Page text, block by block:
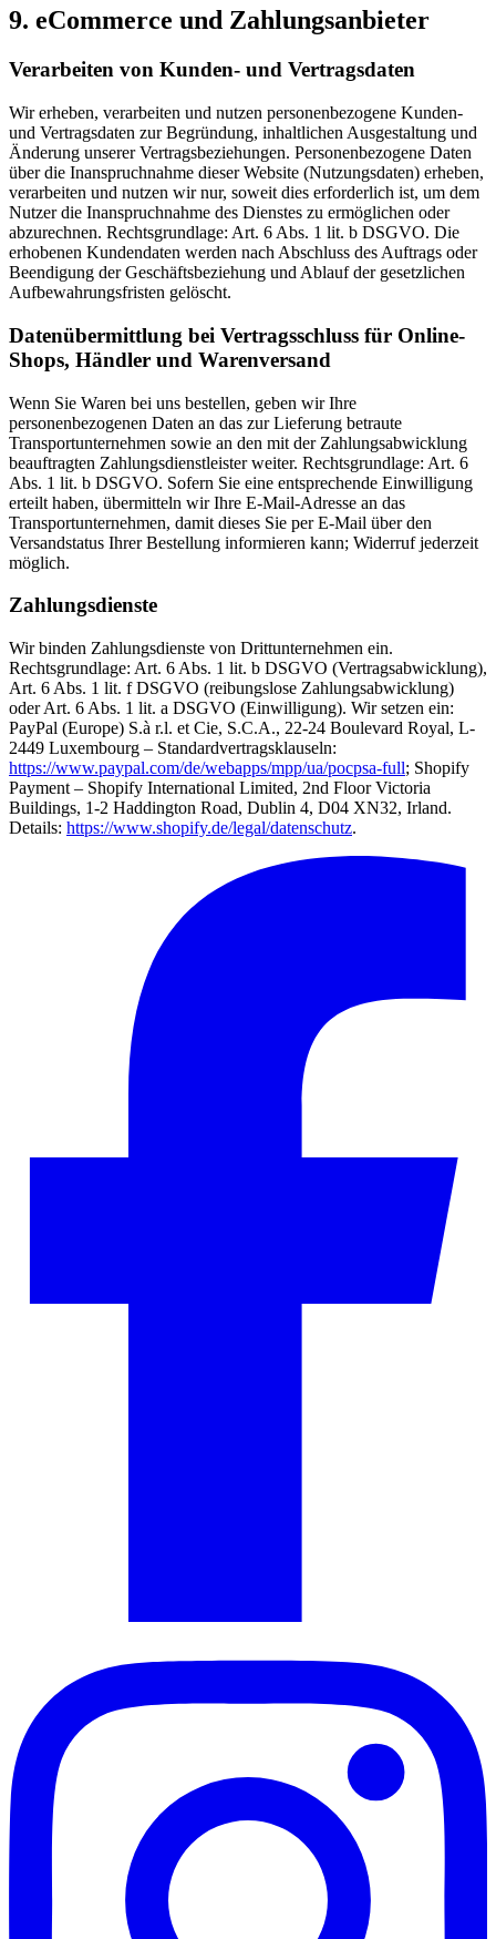
9. eCommerce und Zahlungsanbieter
Verarbeiten von Kunden- und Vertragsdaten
Wir erheben, verarbeiten und nutzen personenbezogene Kunden-
und Vertragsdaten zur Begründung, inhaltlichen Ausgestaltung und
Änderung unserer Vertragsbeziehungen. Personenbezogene Daten
über die Inanspruchnahme dieser Website (Nutzungsdaten) erheben,
verarbeiten und nutzen wir nur, soweit dies erforderlich ist, um dem
Nutzer die Inanspruchnahme des Dienstes zu ermöglichen oder
abzurechnen. Rechtsgrundlage: Art. 6 Abs. 1 lit. b DSGVO. Die
erhobenen Kundendaten werden nach Abschluss des Auftrags oder
Beendigung der Geschäftsbeziehung und Ablauf der gesetzlichen
Aufbewahrungsfristen gelöscht.
Datenübermittlung bei Vertragsschluss für Online-
Shops, Händler und Warenversand
Wenn Sie Waren bei uns bestellen, geben wir Ihre
personenbezogenen Daten an das zur Lieferung betraute
Transportunternehmen sowie an den mit der Zahlungsabwicklung
beauftragten Zahlungsdienstleister weiter. Rechtsgrundlage: Art. 6
Abs. 1 lit. b DSGVO. Sofern Sie eine entsprechende Einwilligung
erteilt haben, übermitteln wir Ihre E-Mail-Adresse an das
Transportunternehmen, damit dieses Sie per E-Mail über den
Versandstatus Ihrer Bestellung informieren kann; Widerruf jederzeit
möglich.
Zahlungsdienste
Wir binden Zahlungsdienste von Drittunternehmen ein.
Rechtsgrundlage: Art. 6 Abs. 1 lit. b DSGVO (Vertragsabwicklung),
Art. 6 Abs. 1 lit. f DSGVO (reibungslose Zahlungsabwicklung)
oder Art. 6 Abs. 1 lit. a DSGVO (Einwilligung). Wir setzen ein:
PayPal (Europe) S.à r.l. et Cie, S.C.A., 22-24 Boulevard Royal, L-
2449 Luxembourg – Standardvertragsklauseln:
https://www.paypal.com/de/webapps/mpp/ua/pocpsa-full; Shopify
Payment – Shopify International Limited, 2nd Floor Victoria
Buildings, 1-2 Haddington Road, Dublin 4, D04 XN32, Irland.
Details: https://www.shopify.de/legal/datenschutz.